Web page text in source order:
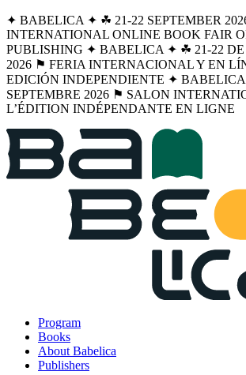
✦ BABELICA ✦ ☘︎ 21-22 SEPTEMBER
INTERNATIONAL ONLINE BOOK FAIR
PUBLISHING ✦ BABELICA ✦ ☘︎ 21-22 DE
2026 ⚑ FERIA INTERNACIONAL Y EN
EDICIÓN INDEPENDIENTE ✦
SEPTEMBRE 2026 ⚑ SALON
L’ÉDITION INDÉPENDANTE EN LIGNE
Program
Books
About Babelica
Publishers